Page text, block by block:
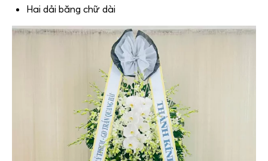
Hai dải băng chữ dài